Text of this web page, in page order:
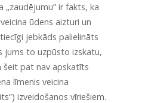
ir fakts, ka
ūdens aizturi un
jebkāds palielināts
jums to uzpūsto izskatu,
šeit pat nav apskatīts
līmenis veicina
izveidošanos vīriešiem.